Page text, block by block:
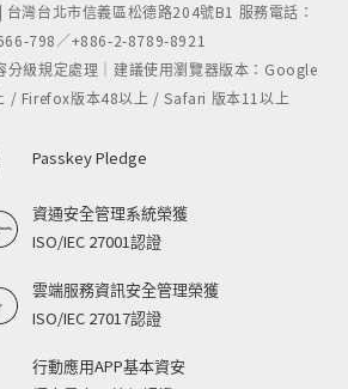
灣台北市信義區松德路204號B1 服務電話：
798／+886-2-8789-8921
分級規定處理｜建議使用瀏覽器版本：Google
/ Firefox版本48以上 / Safari 版本11以上
Passkey Pledge
資通安全管理系統榮獲
ISO/IEC 27001認證
雲端服務資訊安全管理榮獲
ISO/IEC 27017認證
行動應用APP基本資安